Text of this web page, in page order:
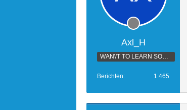
Axl_H
WAN\'T TO LEARN SOMETHING
Berichten 1.465